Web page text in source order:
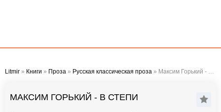
Litmir » Книги » Проза » Русская классическая проза » Максим Горький - В степи
МАКСИМ ГОРЬКИЙ - В СТЕПИ